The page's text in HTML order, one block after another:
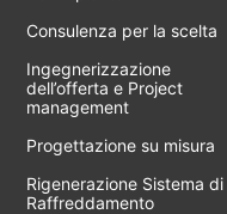
Consulenza per la scelta
Ingegnerizzazione
dell’offerta e Project
management
Progettazione su misura
Rigenerazione Sistema di
Raffreddamento